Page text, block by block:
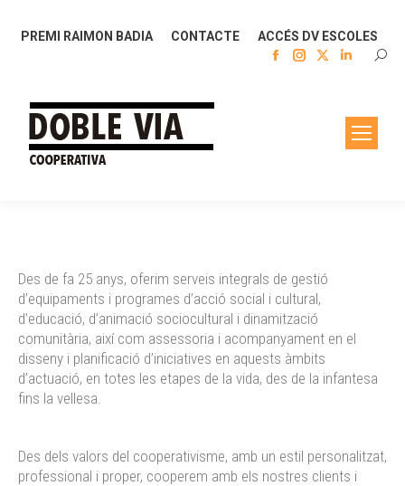
PREMI RAIMON BADIA CONTACTE ACCÉS DV ESCOLES
Facebook
Instagram
window
new
window
Linkedin
in
new
window
Des de fa 25 anys, oferim serveis integrals de gestió
d’equipaments i programes d’acció social i cultural,
d’educació, d’animació sociocultural i dinamització
comunitària, així com assessoria i acompanyament en el
disseny i planificació d’iniciatives en aquests àmbits
d’actuació, en totes les etapes de la vida, des de la infantesa
fins la vellesa.
Des dels valors del cooperativisme, amb un estil personalitzat,
professional i proper, cooperem amb els nostres clients i